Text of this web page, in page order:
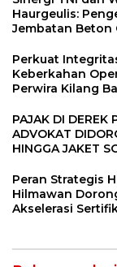
Muscablub
Haurgeulis:
Jembatan Beton
Perkuat
Keberkahan
Perwira Kilang
PAJAK DI DEREK
ADVOKAT
HINGGA JAKET
Ngamuk Kepung
Pekanbaru!
Peran Strategis
Hilmawan
Akselerasi
Indramayu